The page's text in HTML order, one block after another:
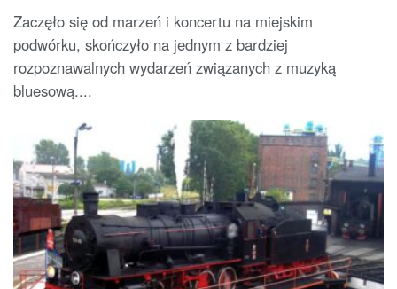
Zaczęło się od marzeń i koncertu na miejskim
podwórku, skończyło na jednym z bardziej
rozpoznawalnych wydarzeń związanych z muzyką
bluesową....